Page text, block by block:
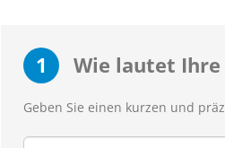
1 Wie lautet Ihre
Geben Sie einen kurzen und